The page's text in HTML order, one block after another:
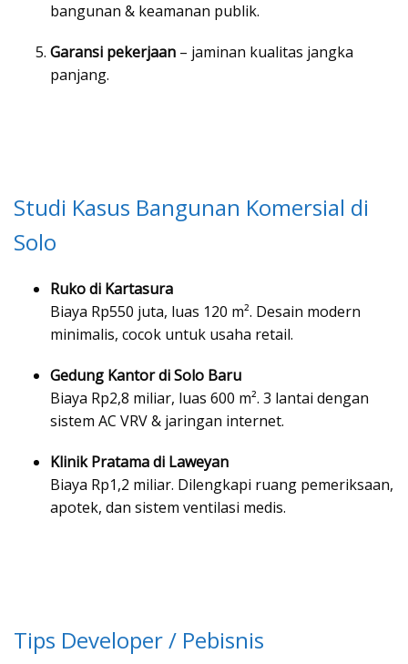
bangunan & keamanan publik.
Garansi pekerjaan – jaminan kualitas jangka
panjang.
Studi Kasus Bangunan Komersial di
Solo
Ruko di Kartasura
Biaya Rp550 juta, luas 120 m². Desain modern
minimalis, cocok untuk usaha retail.
Gedung Kantor di Solo Baru
Biaya Rp2,8 miliar, luas 600 m². 3 lantai dengan
sistem AC VRV & jaringan internet.
Klinik Pratama di Laweyan
Biaya Rp1,2 miliar. Dilengkapi ruang pemeriksaan,
apotek, dan sistem ventilasi medis.
Tips Developer / Pebisnis